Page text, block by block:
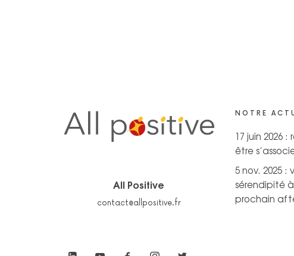
All Positive
contact@allpositive.fr
NOTRE
17 juin 2026
être
5 nov. 2025 :
sérendipité
prochain